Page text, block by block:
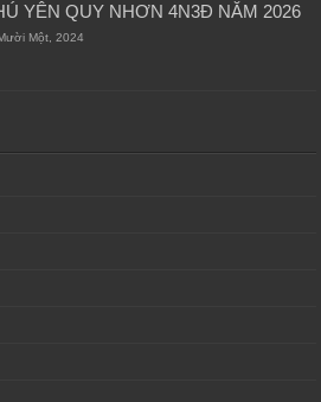
YÊN QUY NHƠN 4N3Đ NĂM 2026
Một, 2024